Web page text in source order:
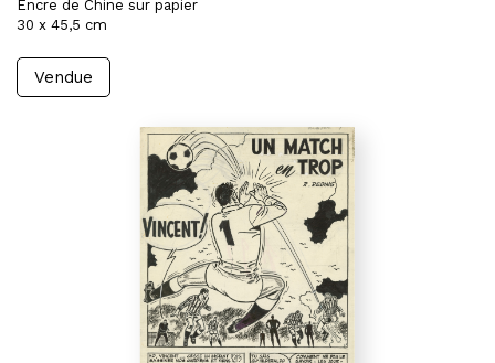
Encre de Chine sur papier
30 x 45,5 cm
Vendue